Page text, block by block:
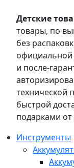
Детские
товары, по
без
официальной
и после-
технической
быстрой
подарками
Инструменты